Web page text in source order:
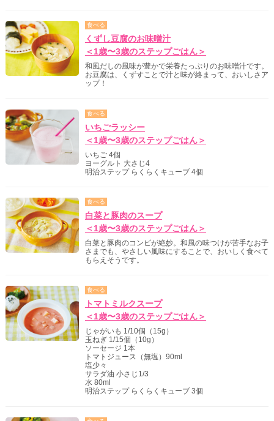
食べる
くずし豆腐のお味噌汁
＜1歳〜3歳のステップごはん＞
和風だしの風味が豊かで栄養たっぷりのお味噌汁です。
お豆腐は、くずすことで汁と味が絡まって、おいしさア
ップ！
食べる
いちごラッシー
＜1歳〜3歳のステップごはん＞
いちご 4個
ヨーグルト 大さじ4
明治ステップ らくらくキューブ 4個
食べる
白菜と豚肉のスープ
＜1歳〜3歳のステップごはん＞
白菜と豚肉のコンビが絶妙。和風の味つけが苦手なお子
さまでも、やさしい風味にすることで、おいしく食べて
もらえそうです。
食べる
トマトミルクスープ
＜1歳〜3歳のステップごはん＞
じゃがいも 1/10個（15g）
玉ねぎ 1/15個（10g）
ソーセージ 1本
トマトジュース（無塩）90ml
塩少々
サラダ油 小さじ1/3
水 80ml
明治ステップ らくらくキューブ 3個